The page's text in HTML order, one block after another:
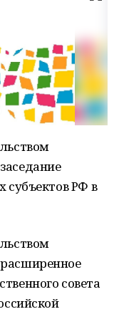
субъектов РФ в
совета